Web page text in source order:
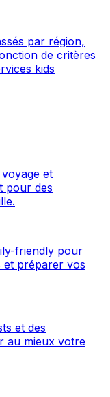
par région,
de critères
kids
et
pour des
friendly pour
et préparer vos
et des
au mieux votre